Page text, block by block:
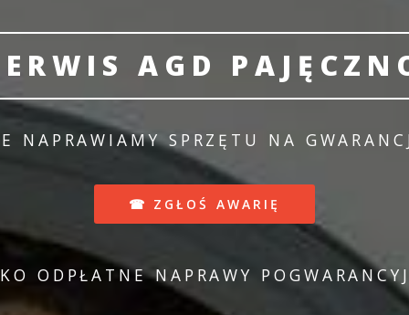
AGD
NAPRAWIAMY SPRZĘTU NA
☎ ZGŁOŚ AWARIĘ
ODPŁATNE NAPRAWY